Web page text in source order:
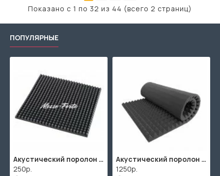
Показано с 1 по 32 из 44 (всего 2 страниц)
ПОПУЛЯРНЫЕ
Акустический поролон "Пирамида" / 480x480х30мм / Темно-серый
250р.
Акустический поролон "Пирамида" / 2000х1000мм
1250р.